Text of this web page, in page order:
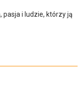
i ludzie, którzy ją